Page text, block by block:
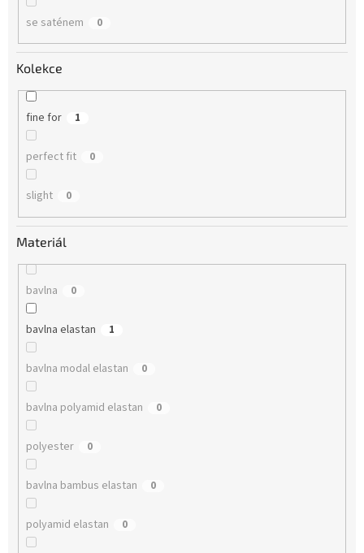
se saténem 0
Kolekce
fine for 1
perfect fit 0
slight 0
Materiál
bavlna 0
bavlna elastan 1
bavlna modal elastan 0
bavlna polyamid elastan 0
polyester 0
bavlna bambus elastan 0
polyamid elastan 0